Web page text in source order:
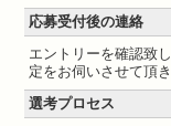
応募受付後の連絡
エントリーを確認致
定をお伺いさせて頂き
選考プロセス